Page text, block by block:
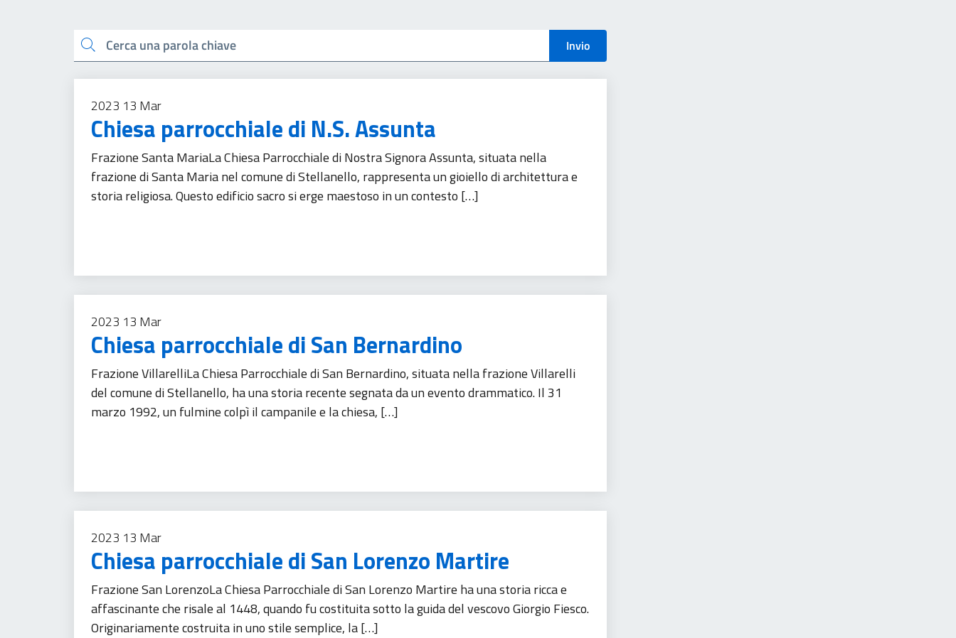
Cerca una parola chiave Invio
2023 13 Mar
Chiesa parrocchiale di N.S. Assunta
Frazione Santa MariaLa Chiesa Parrocchiale di Nostra Signora Assunta, situata nella
frazione di Santa Maria nel comune di Stellanello, rappresenta un gioiello di architettura e
storia religiosa. Questo edificio sacro si erge maestoso in un contesto […]
2023 13 Mar
Chiesa parrocchiale di San Bernardino
Frazione VillarelliLa Chiesa Parrocchiale di San Bernardino, situata nella frazione Villarelli
del comune di Stellanello, ha una storia recente segnata da un evento drammatico. Il 31
marzo 1992, un fulmine colpì il campanile e la chiesa, […]
2023 13 Mar
Chiesa parrocchiale di San Lorenzo Martire
Frazione San LorenzoLa Chiesa Parrocchiale di San Lorenzo Martire ha una storia ricca e
affascinante che risale al 1448, quando fu costituita sotto la guida del vescovo Giorgio Fiesco.
Originariamente costruita in uno stile semplice, la […]